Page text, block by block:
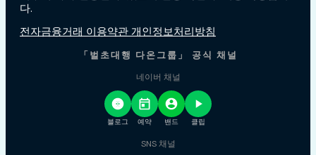
다.
전자금융거래 이용약관 개인정보처리방침
「벌초대행 다온그룹」 공식 채널
네이버 채널
블로그 예약 밴드 클립
SNS 채널